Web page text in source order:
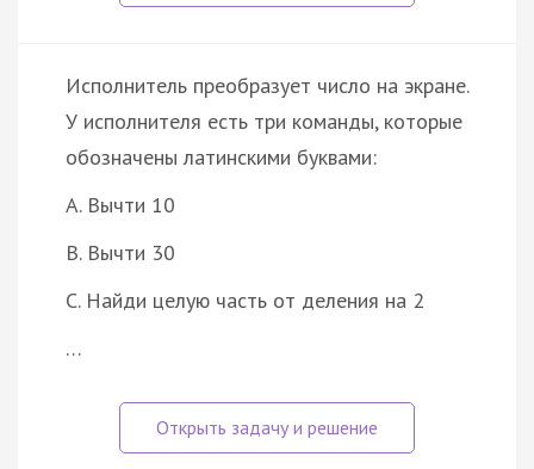
Исполнитель преобразует число на экране.
У исполнителя есть три команды, которые
обозначены латинскими буквами:
A. Вычти 10
B. Вычти 30
C. Найди целую часть от деления на 2
…